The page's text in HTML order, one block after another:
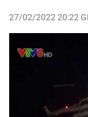
27/02/2022 20:22